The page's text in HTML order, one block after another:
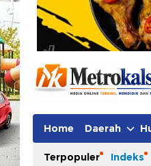
Home Daerah
Terpopuler Indeks